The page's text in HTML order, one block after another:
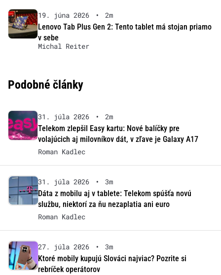
19. júna 2026 •
2m
Lenovo Tab Plus Gen 2: Tento tablet má stojan priamo
v sebe
Michal Reiter
Podobné články
31. júla 2026 •
2m
Telekom zlepšil Easy kartu: Nové balíčky pre
volajúcich aj milovníkov dát, v zľave je Galaxy A17
Roman Kadlec
31. júla 2026 •
3m
Dáta z mobilu aj v tablete: Telekom spúšťa novú
službu, niektorí za ňu nezaplatia ani euro
Roman Kadlec
27. júla 2026 •
3m
Ktoré mobily kupujú Slováci najviac? Pozrite si
rebríček operátorov